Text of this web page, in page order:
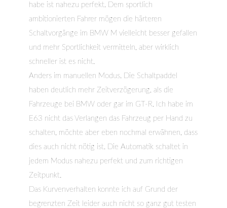
habe ist nahezu perfekt. Dem sportlich
ambitionierten Fahrer mögen die härteren
Schaltvorgänge im BMW M vielleicht besser gefallen
und mehr Sportlichkeit vermitteln, aber wirklich
schneller ist es nicht.
Anders im manuellen Modus. Die Schaltpaddel
haben deutlich mehr Zeitverzögerung, als die
Fahrzeuge bei BMW oder gar im GT-R. Ich habe im
E63 nicht das Verlangen das Fahrzeug per Hand zu
schalten, möchte aber eben nochmal erwähnen, dass
dies auch nicht nötig ist. Die Automatik schaltet in
jedem Modus nahezu perfekt und zum richtigen
Zeitpunkt.
Das Kurvenverhalten konnte ich auf Grund der
begrenzten Zeit leider auch nicht so ganz gut testen